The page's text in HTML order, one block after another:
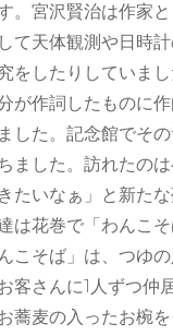
。宮沢賢治は作家
て天体観測や日時
をしたりしていま
が作詞したものに
した。記念館でそ
ました。訪れたの
たいなぁ」と新た
は花巻で「わんこ
こそば」は、つゆ
客さんに1人ずつ仲
蕎麦の入ったお椀